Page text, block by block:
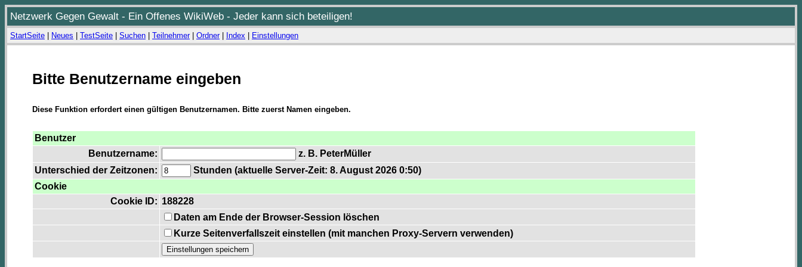
Netzwerk Gegen Gewalt - Ein Offenes WikiWeb - Jeder kann sich beteiligen!
StartSeite Neues TestSeite Suchen Teilnehmer| Ordner| Index Einstellungen
Bitte Benutzername eingeben
Diese Funktion erfordert einen gültigen Benutzernamen. Bitte zuerst Namen eingeben.
Benutzer
Benutzername:
z. B. PeterMüller
Unterschied der Zeitzonen:
Stunden (aktuelle Server-Zeit: 8. August 2026 0:50)
Cookie
Cookie ID: 188228
Daten am Ende der Browser-Session löschen
Kurze Seitenverfallszeit einstellen (mit manchen Proxy-Servern verwenden)